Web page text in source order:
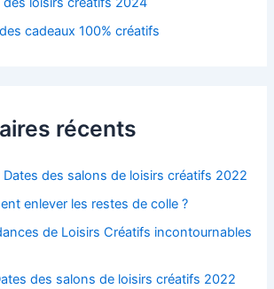
cadeaux 100% créatifs
récents
Dates des salons de loisirs créatifs 2022
enlever les restes de colle ?
de Loisirs Créatifs incontournables
des salons de loisirs créatifs 2022